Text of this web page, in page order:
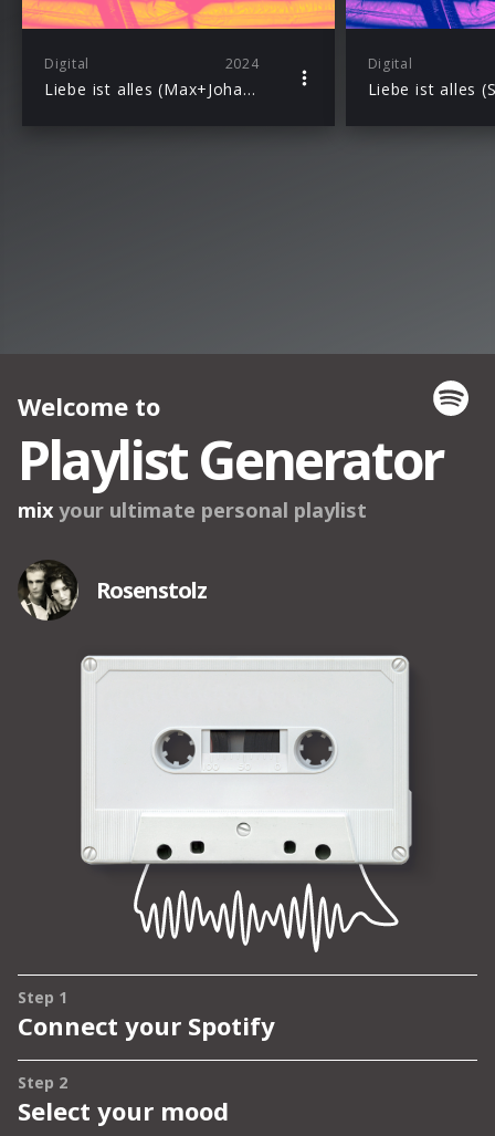
Digital 2024
Liebe ist alles (Max+Johann Remix)
Digital